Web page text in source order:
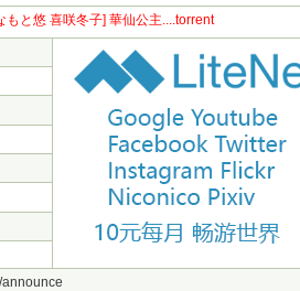
と悠 喜咲冬子] 華仙公主....torrent